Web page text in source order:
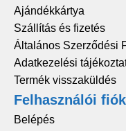
Ajándékkártya
Szállítás és fizetés
Általános Szerződési
Adatkezelési
Termék visszaküldés
Felhasználói fiók
Belépés